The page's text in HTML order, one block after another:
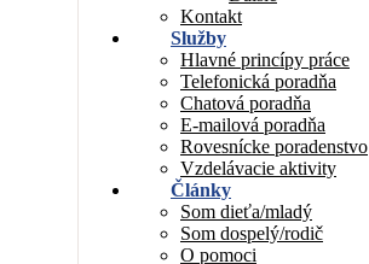
Kontakt
Služby
Hlavné princípy práce
Telefonická poradňa
Chatová poradňa
E-mailová poradňa
Rovesnícke poradenstvo
Vzdelávacie aktivity
Články
Som dieťa/mladý
Som dospelý/rodič
O pomoci